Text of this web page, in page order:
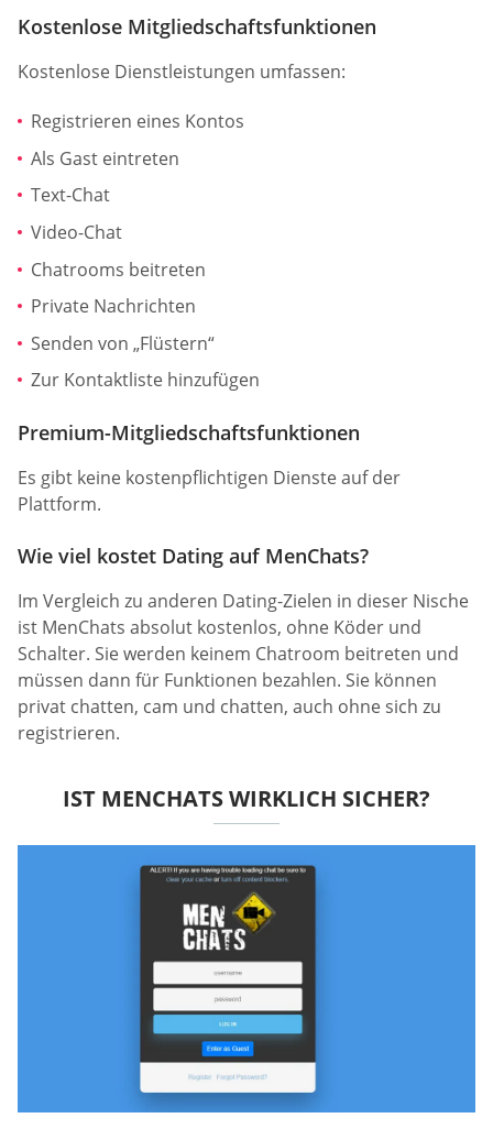
Kostenlose Mitgliedschaftsfunktionen
Kostenlose Dienstleistungen umfassen:
Registrieren eines Kontos
Als Gast eintreten
Text-Chat
Video-Chat
Chatrooms beitreten
Private Nachrichten
Senden von „Flüstern“
Zur Kontaktliste hinzufügen
Premium-Mitgliedschaftsfunktionen
Es gibt keine kostenpflichtigen Dienste auf der
Plattform.
Wie viel kostet Dating auf MenChats?
Im Vergleich zu anderen Dating-Zielen in dieser Nische
ist MenChats absolut kostenlos, ohne Köder und
Schalter. Sie werden keinem Chatroom beitreten und
müssen dann für Funktionen bezahlen. Sie können
privat chatten, cam und chatten, auch ohne sich zu
registrieren.
IST MENCHATS WIRKLICH SICHER?